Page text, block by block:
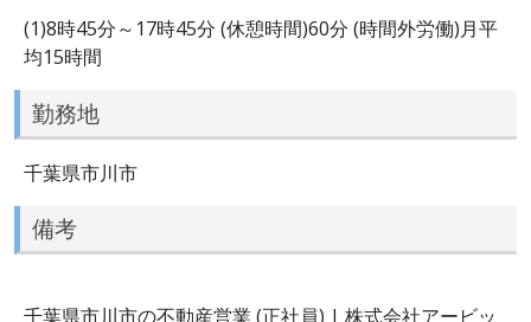
(1)8時45分～17時45分 (休憩時間)60分 (時間外労働)月平
均15時間
勤務地
千葉県市川市
備考
千葉県市川市の不動産営業 (正社員) | 株式会社アービッ